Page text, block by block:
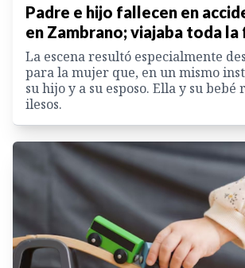
Padre e hijo fallecen en
en Zambrano; viajaba toda la
La escena resultó especialmente
para la mujer que, en un mismo
su hijo y a su esposo. Ella y su
ilesos.